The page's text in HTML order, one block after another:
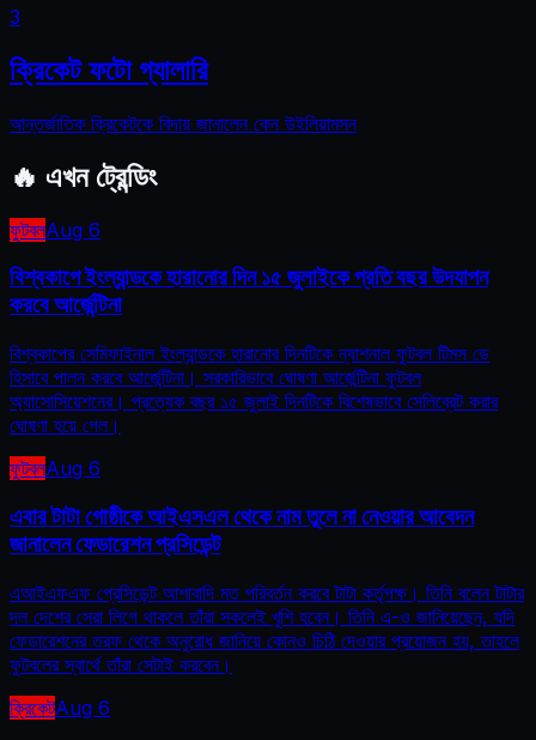
3
ক্রিকেট ফটো গ্যালারি
আন্তর্জাতিক ক্রিকেটকে বিদায় জানালেন কেন উইলিয়ামসন
🔥 এখন ট্রেন্ডিং
ফুটবলAug 6
বিশ্বকাপে ইংল্যান্ডকে হারানোর দিন ১৫ জুলাইকে প্রতি বছর উদযাপন
করবে আর্জেন্টিনা
বিশ্বকাপের সেমিফাইনাল ইংল্যান্ডকে হারানোর দিনটিকে ন্যাশনাল ফুটবল টিমস ডে
হিসাবে পালন করবে আর্জেন্টিনা। সরকারিভাবে ঘোষণা আর্জেন্টিনা ফুটবল
অ্যাসোসিয়েশনের। প্রত্যেক বছর ১৫ জুলাই দিনটিকে বিশেষভাবে সেলিব্রেট করার
ঘোষণা হয়ে গেল।
ফুটবলAug 6
এবার টাটা গোষ্ঠীকে আইএসএল থেকে নাম তুলে না নেওয়ার আবেদন
জানালেন ফেডারেশন প্রসিডেন্ট
এআইএফএফ প্রেসিডেন্ট আশাবাদি মত পরিবর্তন করবে টাটা কর্তৃপক্ষ। তিনি বলেন টাটার
দল দেশের সেরা লিগে থাকলে তাঁরা সকলেই খুশি হবেন। তিনি এ-ও জানিয়েছেন, যদি
ফেডারেশনের তরফ থেকে অনুরোধ জানিয়ে কোনও চিঠি দেওয়ার প্রয়োজন হয়, তাহলে
ফুটবলের স্বার্থে তাঁরা সেটাই করবেন।
ক্রিকেটAug 6